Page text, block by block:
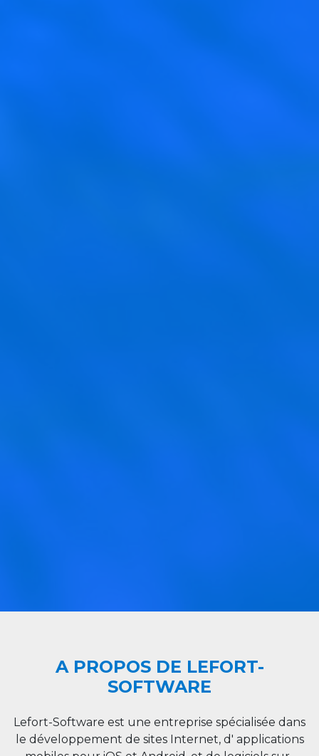
A PROPOS DE LEFORT-
SOFTWARE
Lefort-Software est une entreprise spécialisée dans
le développement de sites Internet, d' applications